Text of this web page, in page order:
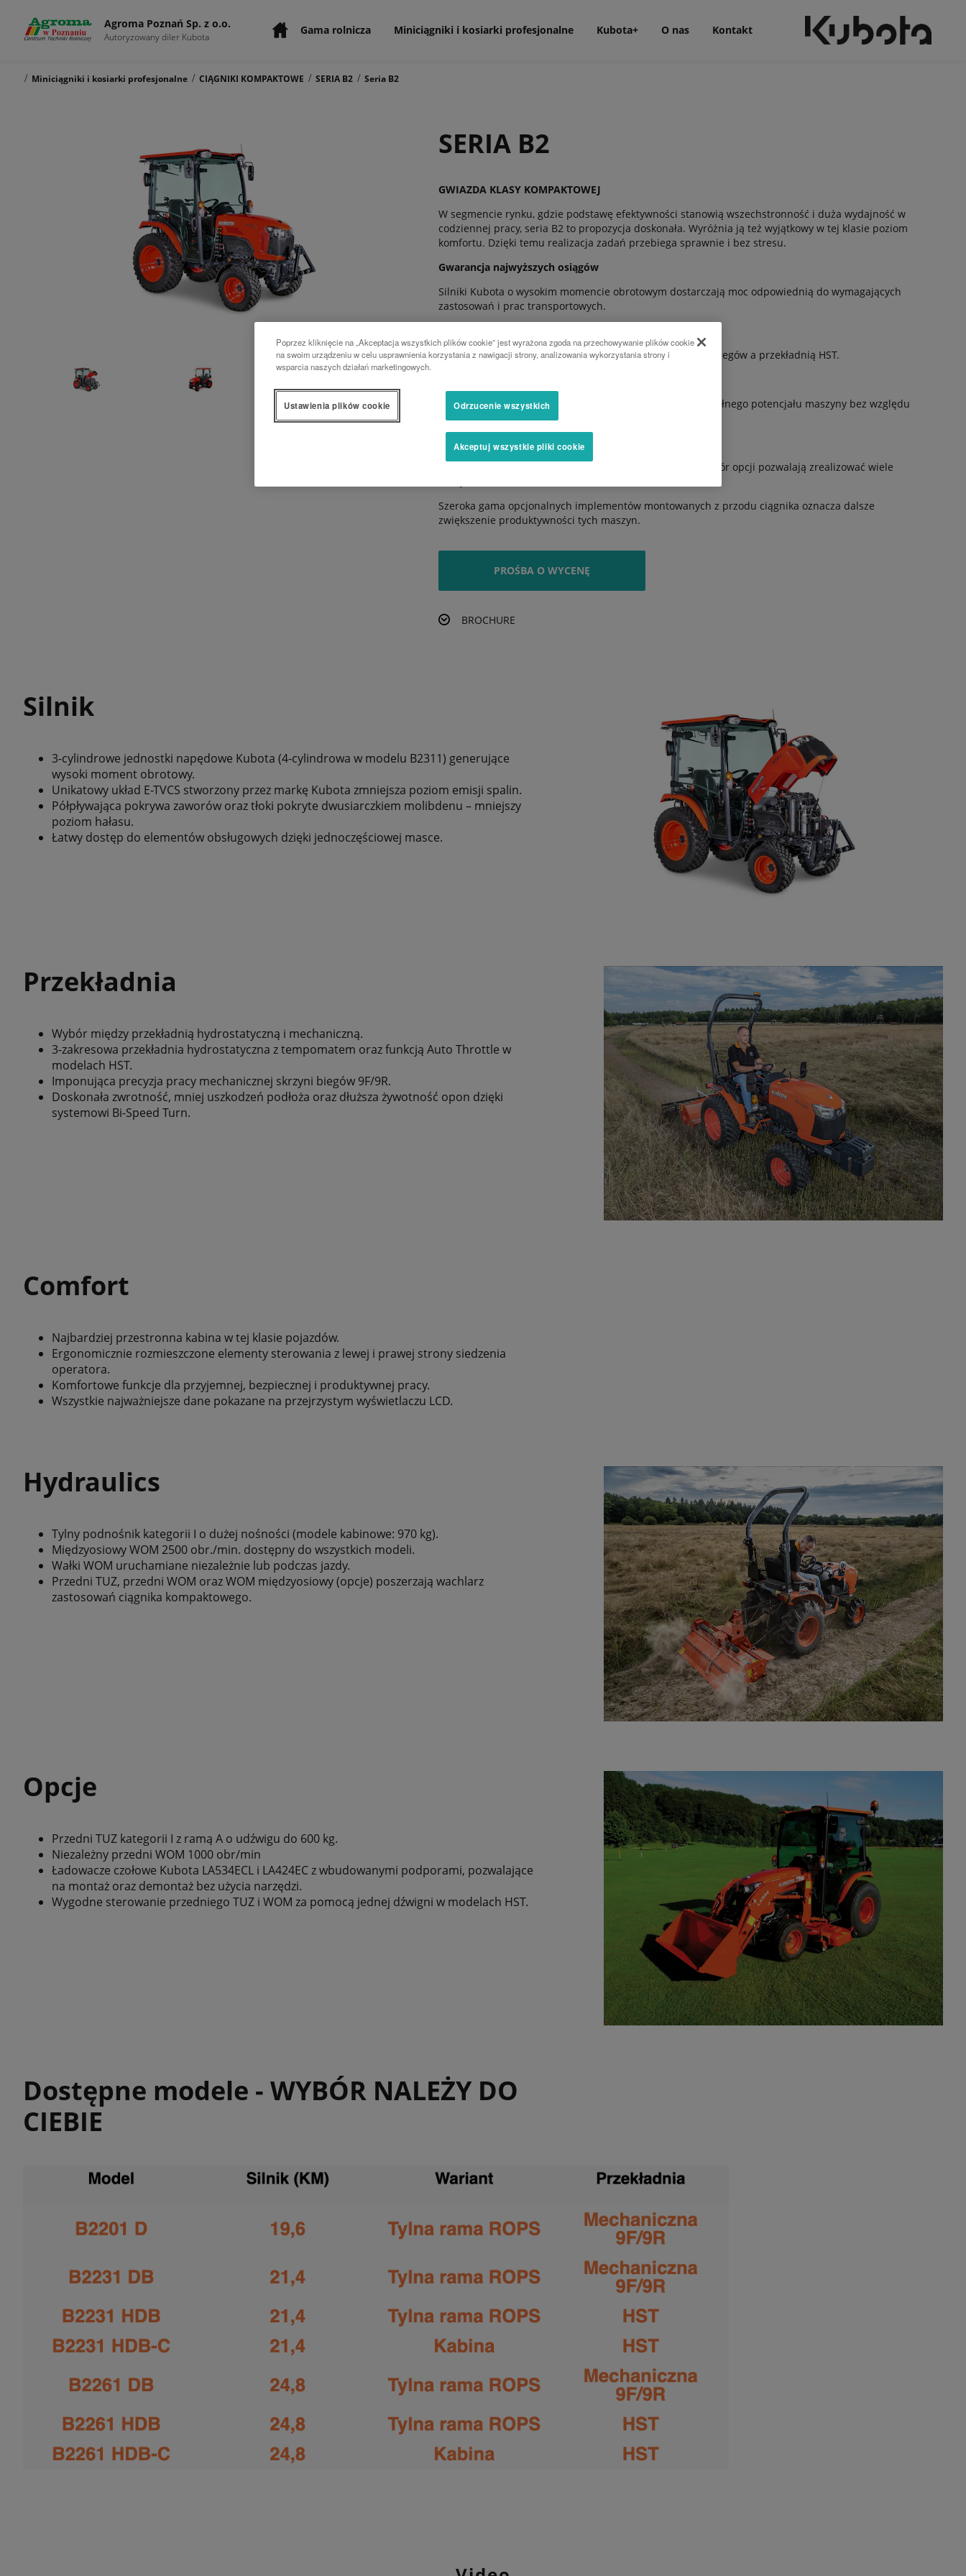
Agroma Poznań Sp. z o.o.
Autoryzowany diler Kubota Gama rolnicza Miniciągniki i kosiarki profesjonalne Kubota+ O nas Kontakt
/ Miniciągniki i kosiarki profesjonalne / CIĄGNIKI KOMPAKTOWE / SERIA B2 / Seria B2
SERIA B2
GWIAZDA KLASY KOMPAKTOWEJ
W segmencie rynku, gdzie podstawę efektywności stanowią wszechstronność i duża wydajność w
codziennej pracy, seria B2 to propozycja doskonała. Wyróżnia ją też wyjątkowy w tej klasie poziom
komfortu. Dzięki temu realizacja zadań przebiega sprawnie i bez stresu.
Gwarancja najwyższych osiągów
Silniki Kubota o wysokim momencie obrotowym dostarczają moc odpowiednią do wymagających
zastosowań i prac transportowych.
Seria B2 proponuje wybór między mechaniczną skrzynią biegów a przekładnią HST.
Komfortowa kabina serii B2 pozwala w pełni korzystać z pełnego potencjału maszyny bez względu
na warunki.
Imponujące osiągi
Układ hydrauliczny o wysokiej wydajności oraz bogaty wybór opcji pozwalają zrealizować wiele
Szeroka gama opcjonalnych implementów montowanych z przodu ciągnika oznacza dalsze
zwiększenie produktywności tych maszyn.
PROŚBA O WYCENĘ
BROCHURE
Silnik
3-cylindrowe jednostki napędowe Kubota (4-cylindrowa w modelu B2311) generujące
wysoki moment obrotowy.
Unikatowy układ E-TVCS stworzony przez markę Kubota zmniejsza poziom emisji spalin.
Półpływająca pokrywa zaworów oraz tłoki pokryte dwusiarczkiem molibdenu – mniejszy
poziom hałasu.
Łatwy dostęp do elementów obsługowych dzięki jednoczęściowej masce.
Przekładnia
Wybór między przekładnią hydrostatyczną i mechaniczną.
3-zakresowa przekładnia hydrostatyczna z tempomatem oraz funkcją Auto Throttle w
modelach HST.
Imponująca precyzja pracy mechanicznej skrzyni biegów 9F/9R.
Doskonała zwrotność, mniej uszkodzeń podłoża oraz dłuższa żywotność opon dzięki
systemowi Bi-Speed Turn.
Comfort
Najbardziej przestronna kabina w tej klasie pojazdów.
Ergonomicznie rozmieszczone elementy sterowania z lewej i prawej strony siedzenia
operatora.
Komfortowe funkcje dla przyjemnej, bezpiecznej i produktywnej pracy.
Wszystkie najważniejsze dane pokazane na przejrzystym wyświetlaczu LCD.
Hydraulics
Tylny podnośnik kategorii I o dużej nośności (modele kabinowe: 970 kg).
Międzyosiowy WOM 2500 obr./min. dostępny do wszystkich modeli.
Wałki WOM uruchamiane niezależnie lub podczas jazdy.
Przedni TUZ, przedni WOM oraz WOM międzyosiowy (opcje) poszerzają wachlarz
zastosowań ciągnika kompaktowego.
Opcje
Przedni TUZ kategorii I z ramą A o udźwigu do 600 kg.
Niezależny przedni WOM 1000 obr/min
Ładowacze czołowe Kubota LA534ECL i LA424EC z wbudowanymi podporami, pozwalające
na montaż oraz demontaż bez użycia narzędzi.
Wygodne sterowanie przedniego TUZ i WOM za pomocą jednej dźwigni w modelach HST.
Dostępne modele - WYBÓR NALEŻY DO
CIEBIE
Poprzez kliknięcie na „Akceptacja wszystkich plików cookie” jest wyrażona zgoda na przechowywanie plików cookie
na swoim urządzeniu w celu usprawnienia korzystania z nawigacji strony, analizowania wykorzystania strony i
wsparcia naszych działań marketingowych.
Odrzucenie wszystkich
Akceptuj wszystkie pliki cookie
Ustawienia plików cookie